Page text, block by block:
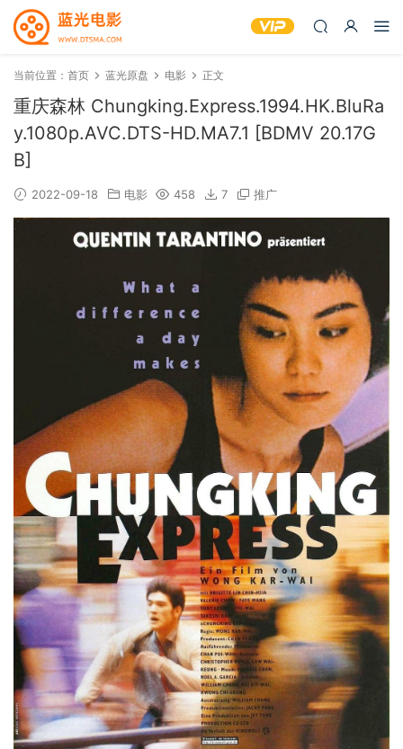
当前位置： 首页 蓝光原盘 电影 正文
重庆森林 Chungking.Express.1994.HK.BluRa
y.1080p.AVC.DTS-HD.MA7.1 [BDMV 20.17G
B]
2022-09-18 电影 458 7 推广